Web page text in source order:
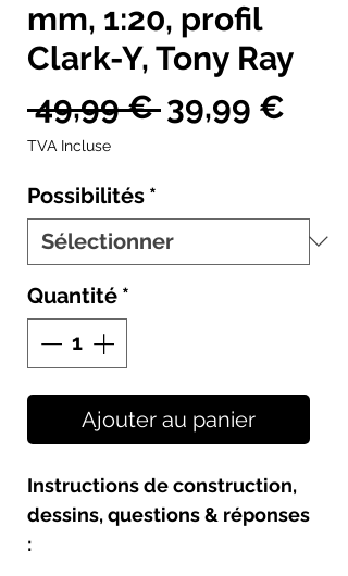
mm, 1:20, profil
Clark-Y, Tony Ray
49,99 € Prix
39,99 €
TVA Incluse
Possibilités *
Quantité *
Ajouter au panier
Instructions de construction,
dessins, questions & réponses
: